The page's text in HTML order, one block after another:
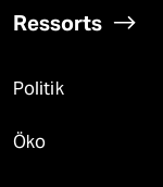
Ressorts
Politik
Öko